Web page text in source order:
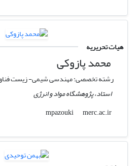
هیات تحریریه
محمد پازوکی
رشته تخصصی: مهندسی شیمی- زیست
استاد، پژوهشگاه مواد و انرژی
mpazouki
merc.ac.ir